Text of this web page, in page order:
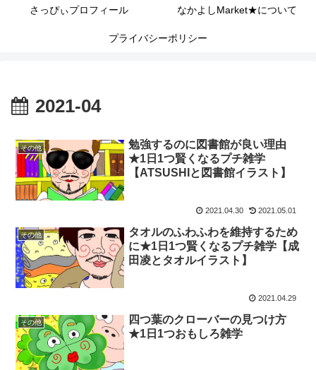
さっぴぃプロフィール なかよしMarket★について
プライバシーポリシー
2021-04
その他
勉強するのに図書館が良い理由
★1日1つ賢くなるプチ雑学
【ATSUSHIと図書館イラスト】
2021.04.30 2021.05.01
その他
タオルのふわふわを維持するため
に★1日1つ賢くなるプチ雑学【成
田凌とタオルイラスト】
2021.04.29
その他
四つ葉のクローバーの見つけ方
★1日1つおもしろ雑学